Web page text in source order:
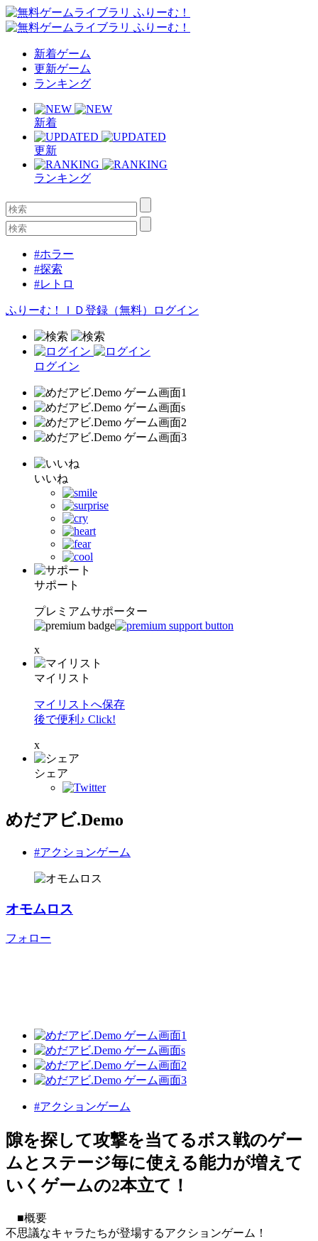
新着ゲーム
更新ゲーム
ランキング
新着
更新
ランキング
#ホラー
#探索
#レトロ
ふりーむ！ＩＤ登録（無料） ログイン
ログイン
いいね
サポート
プレミアムサポーター
x
マイリスト
マイリストへ保存
後で便利♪ Click!
x
シェア
めだアビ.Demo
#アクションゲーム
オモムロス
フォロー
#アクションゲーム
隙を探して攻撃を当てるボス戦のゲー
ムとステージ毎に使える能力が増えて
いくゲームの2本立て！
■概要
不思議なキャラたちが登場するアクションゲーム！